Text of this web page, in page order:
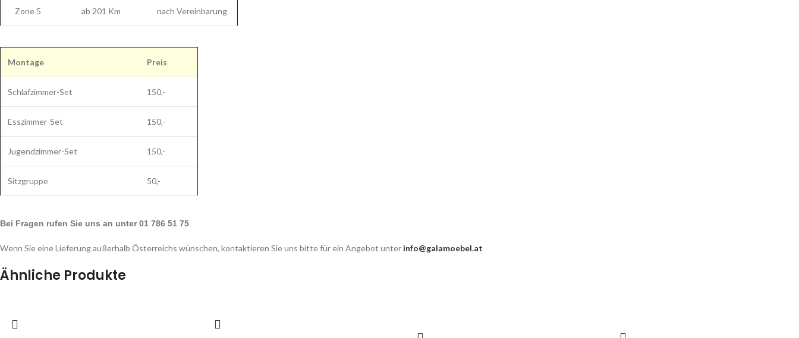
Zone 5 ab 201 Km nach Vereinbarung
Montage Preis
Schlafzimmer-Set 150,-
Esszimmer-Set 150,-
Jugendzimmer-Set 150,-
Sitzgruppe 50,-
Bei Fragen rufen Sie uns an unter 01 786 51 75
Wenn Sie eine Lieferung außerhalb Österreichs wünschen, kontaktieren Sie uns bitte für ein Angebot unter info@galamoebel.at
Ähnliche Produkte